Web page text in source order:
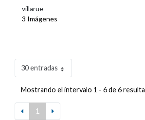
villarue
3 Imágenes
30 entradas
Mostrando el intervalo 1 - 6 de 6
1